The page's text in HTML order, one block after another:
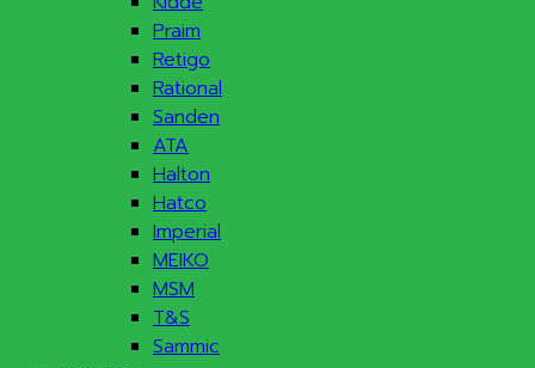
Praim
Retigo
Rational
Sanden
ATA
Halton
Hatco
Imperial
MEIKO
MSM
T&S
Sammic